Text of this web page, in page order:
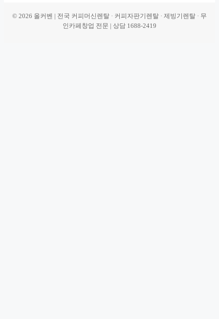
© 2026 올커벤 | 전국 커피머신렌탈 · 커피자판기렌탈 · 제빙기렌탈 · 무
인카페창업 전문 | 상담 1688-2419